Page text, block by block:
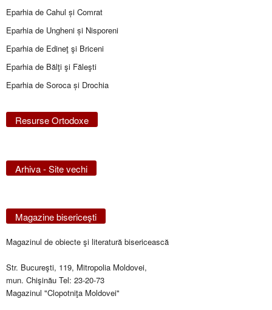
Eparhia de Cahul și Comrat
Eparhia de Ungheni și Nisporeni
Eparhia de Edineţ şi Briceni
Eparhia de Bălţi şi Făleşti
Eparhia de Soroca și Drochia
Resurse Ortodoxe
Arhiva - Site vechi
Magazine bisericeşti
Magazinul de obiecte şi literatură bisericească
Str. Bucureşti, 119, Mitropolia Moldovei,
mun. Chişinău Tel: 23-20-73
Magazinul "Clopotniţa Moldovei"